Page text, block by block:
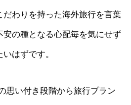
だわりを持った海外旅行を言葉
の種となる心配毎を気にせず
はずです。
思い付き段階から旅行プラン